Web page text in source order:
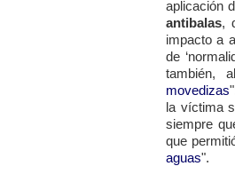
aplicación
antibalas,
impacto a
de
también,
movedizas
la víctima
siempre
que
aguas".